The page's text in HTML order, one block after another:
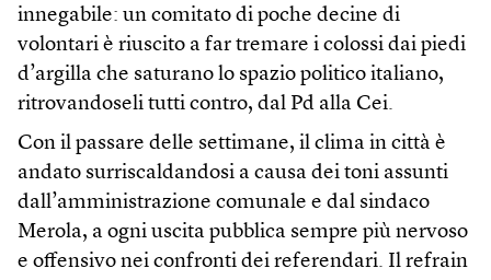
innegabile: un comitato di poche decine di
volontari è riuscito a far tremare i colossi dai piedi
d’argilla che saturano lo spazio politico italiano,
ritrovandoseli tutti contro, dal Pd alla Cei.
Con il passare delle settimane, il clima in città è
andato surriscaldandosi a causa dei toni assunti
dall’amministrazione comunale e dal sindaco
Merola, a ogni uscita pubblica sempre più nervoso
e offensivo nei confronti dei referendari. Il refrain